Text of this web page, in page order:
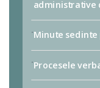
administrative
Minute
Procesele